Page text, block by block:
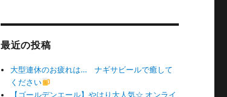
最近の投稿
大型連休のお疲れは… ナギサビールで癒して
ください
【ゴールデンエール】やはり大人気☆ オンライ